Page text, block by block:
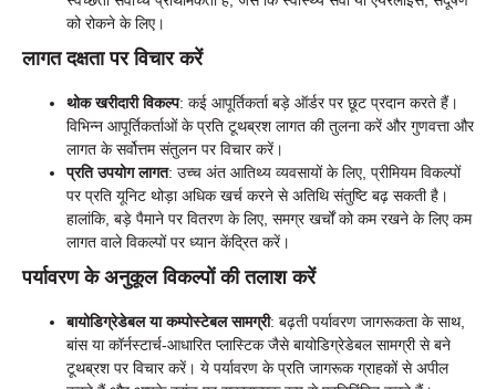
को रोकने के लिए।
लागत दक्षता पर विचार करें
थोक खरीदारी विकल्प: कई आपूर्तिकर्ता बड़े ऑर्डर पर छूट प्रदान करते हैं।
विभिन्न आपूर्तिकर्ताओं के प्रति टूथब्रश लागत की तुलना करें और गुणवत्ता और
लागत के सर्वोत्तम संतुलन पर विचार करें।
प्रति उपयोग लागत: उच्च अंत आतिथ्य व्यवसायों के लिए, प्रीमियम विकल्पों
पर प्रति यूनिट थोड़ा अधिक खर्च करने से अतिथि संतुष्टि बढ़ सकती है।
हालांकि, बड़े पैमाने पर वितरण के लिए, समग्र खर्चों को कम रखने के लिए कम
लागत वाले विकल्पों पर ध्यान केंद्रित करें।
पर्यावरण के अनुकूल विकल्पों की तलाश करें
बायोडिग्रेडेबल या कम्पोस्टेबल सामग्री: बढ़ती पर्यावरण जागरूकता के साथ,
बांस या कॉर्नस्टार्च-आधारित प्लास्टिक जैसे बायोडिग्रेडेबल सामग्री से बने
टूथब्रश पर विचार करें। ये पर्यावरण के प्रति जागरूक ग्राहकों से अपील